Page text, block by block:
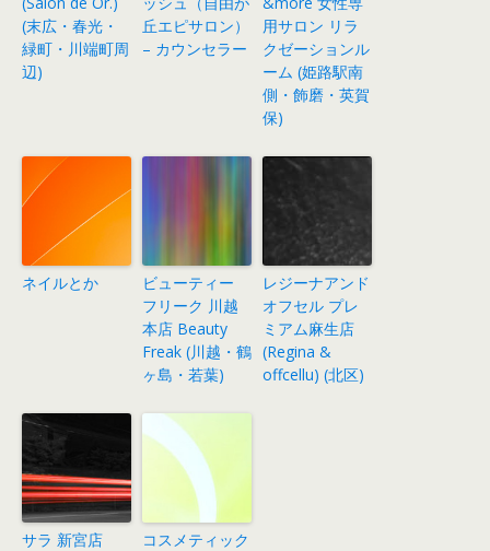
(末広・春光・
緑町・川端町周
辺)
丘エピサロン）
– カウンセラー
用サロン リラ
クゼーションル
ーム (姫路駅南
側・飾磨・英賀
保)
ネイルとか
ビューティー
フリーク 川越
本店 Beauty
Freak (川越・鶴
ヶ島・若葉)
レジーナアンド
オフセル プレ
ミアム麻生店
(Regina &
offcellu) (北区)
サラ 新宮店
コスメティック